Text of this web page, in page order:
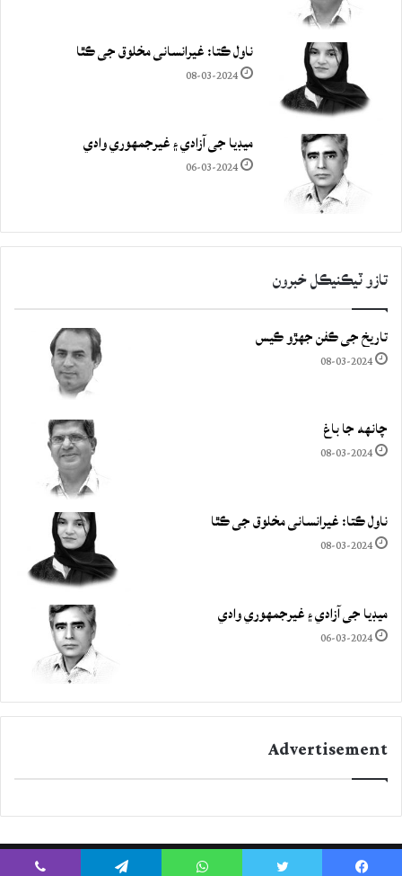
ناول ڪتا: غيرانساني مخلوق جي ڪٿا
08-03-2024
ميڊيا جي آزادي ۽ غيرجمھوري وادي
06-03-2024
تازو ٽيڪنيڪل خبرون
تاريخ جي ڪفن جھڙو ڪيس
08-03-2024
چانهه جا باغ
08-03-2024
ناول ڪتا: غيرانساني مخلوق جي ڪٿا
08-03-2024
ميڊيا جي آزادي ۽ غيرجمھوري وادي
06-03-2024
Advertisement